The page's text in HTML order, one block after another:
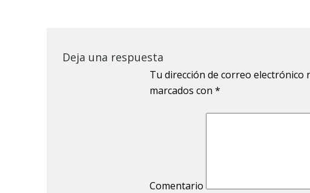
Deja una respuesta
Tu dirección de correo electrónico
marcados con *
Comentario